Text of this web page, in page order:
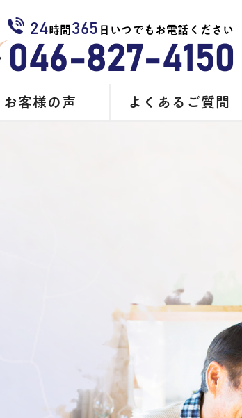
24 時間 365 日いつでもお電話ください
046-827-4150
お客様の声 よくあるご質問